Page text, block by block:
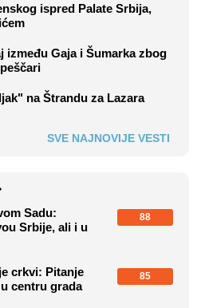
ispred Palate Srbija,
između Gaja i Šumarka zbog
na Štrandu za Lazara
SVE NAJNOVIJE VESTI
Sadu:
Srbije, ali i u
88
crkvi: Pitanje
centru grada
85